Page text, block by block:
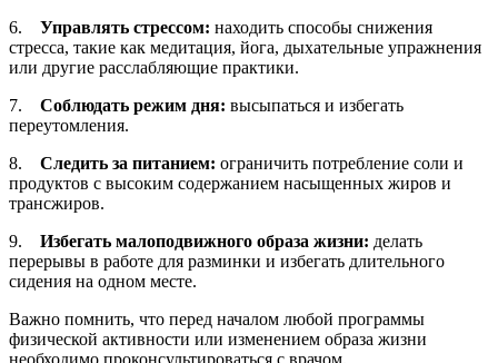
6. Управлять стрессом: находить способы снижения
стресса, такие как медитация, йога, дыхательные упражнения
или другие расслабляющие практики.
7. Соблюдать режим дня: высыпаться и избегать
переутомления.
8. Следить за питанием: ограничить потребление соли и
продуктов с высоким содержанием насыщенных жиров и
трансжиров.
9. Избегать малоподвижного образа жизни: делать
перерывы в работе для разминки и избегать длительного
сидения на одном месте.
Важно помнить, что перед началом любой программы
физической активности или изменением образа жизни
необходимо проконсультироваться с врачом.